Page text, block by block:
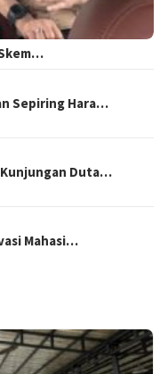
Sepiring Hara…
Kunjungan Duta…
Mahasi…